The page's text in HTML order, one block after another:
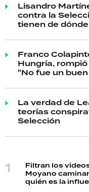
Lisandro
contra la
tienen de
Franco
Hungría,
"No fue un
La verdad de
teorías
Selección
Filtran los
Moyano
quién es la